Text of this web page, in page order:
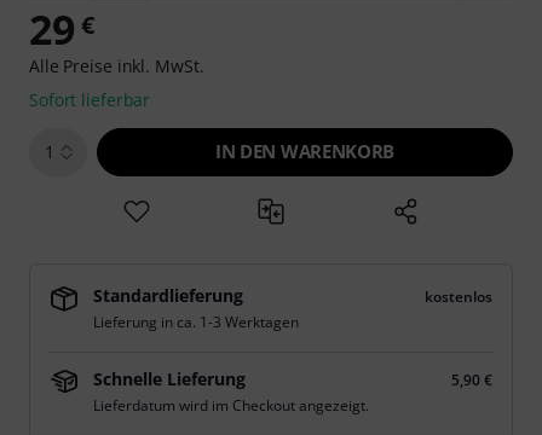
29 €
Alle Preise inkl. MwSt.
Sofort lieferbar
1 IN DEN WARENKORB
Standardlieferung
kostenlos
Lieferung in ca. 1-3 Werktagen
Schnelle Lieferung
5,90 €
Lieferdatum wird im Checkout angezeigt.